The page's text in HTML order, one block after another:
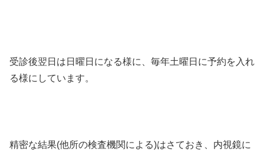
受診後翌日は日曜日になる様に、毎年土曜日に予約を入れ
る様にしています。
精密な結果(他所の検査機関による)はさておき、内視鏡に